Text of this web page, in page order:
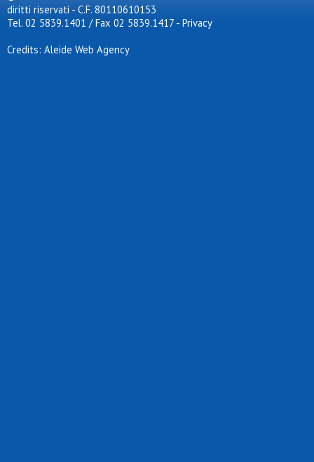
diritti riservati - C.F. 80110610153
Tel. 02 5839.1401 / Fax 02 5839.1417 - Privacy
Credits: Aleide Web Agency